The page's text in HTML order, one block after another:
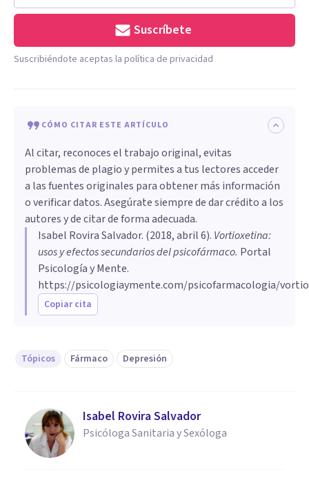
Suscríbete
Suscribiéndote aceptas la política de privacidad
CÓMO CITAR ESTE ARTÍCULO
Al citar, reconoces el trabajo original, evitas
problemas de plagio y permites a tus lectores acceder
a las fuentes originales para obtener más información
o verificar datos. Asegúrate siempre de dar crédito a los
autores y de citar de forma adecuada.
Isabel Rovira Salvador. (2018, abril 6). Vortioxetina:
usos y efectos secundarios del psicofármaco. Portal
Psicología y Mente.
https://psicologiaymente.com/psicofarmacologia/
Copiar cita
Tópicos Fármaco Depresión
Isabel Rovira Salvador
Psicóloga Sanitaria y Sexóloga